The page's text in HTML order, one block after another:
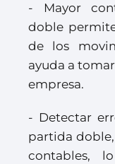
- Mayor
doble
de los
ayuda a
empresa.
- Detectar
partida
contables,